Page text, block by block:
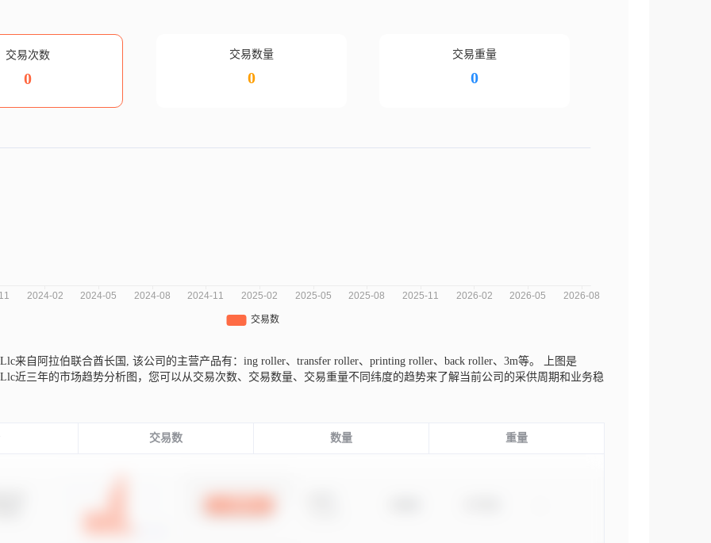
交易次数
0
交易数量
0
交易重量
0
Llc来自阿拉伯联合酋长国, 该公司的主营产品有：ing roller、transfer roller、printing roller、back roller、3m等。
上图是
Llc近三年的市场趋势分析图，您可以从交易次数、交易数量、交易重量不同纬度的趋势来了解当前公司的采供周期和业务稳
交易数 数量 重量